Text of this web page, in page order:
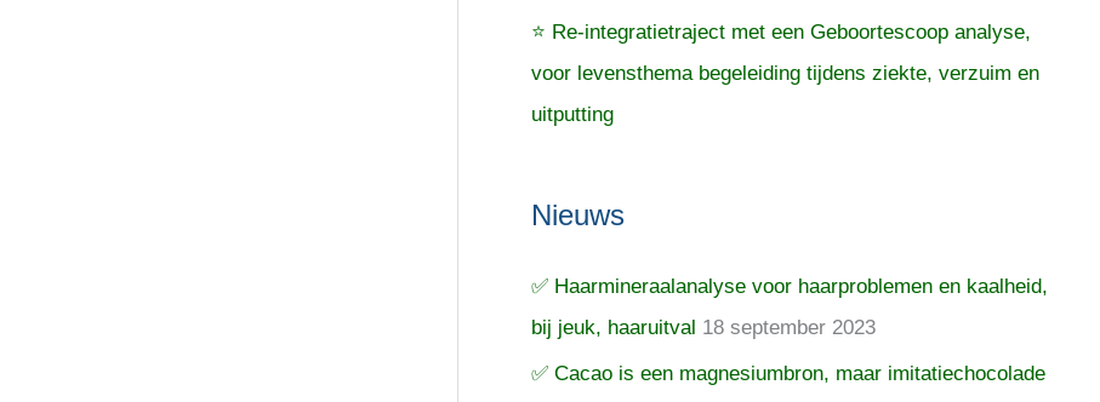
⭐ Re-integratietraject met een Geboortescoop analyse,
voor levensthema begeleiding tijdens ziekte, verzuim en
uitputting
Nieuws
✅ Haarmineraalanalyse voor haarproblemen en kaalheid,
bij jeuk, haaruitval 18 september 2023
✅ Cacao is een magnesiumbron, maar imitatiechocolade